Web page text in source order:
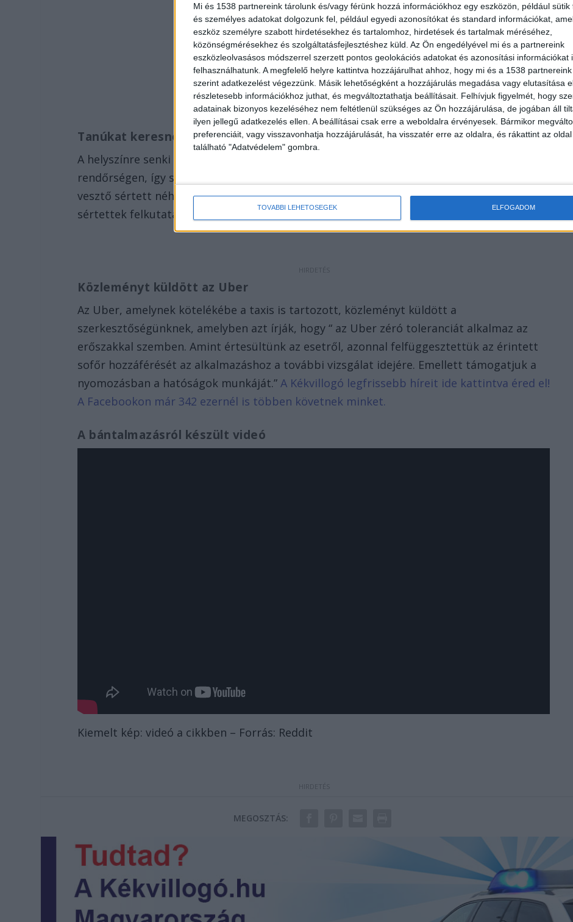
Mi és 1538 partnereink tárolunk és/vagy férünk hozzá információkhoz egy eszközön, például sütik
és személyes adatokat dolgozunk fel, például egyedi azonosítókat és standard információkat,
eszköz személyre szabott hirdetésekhez és tartalomhoz, hirdetések és tartalmak méréséhez,
közönségmérésekhez és szolgáltatásfejlesztéshez küld. Az Ön engedélyével mi és a partnereink
eszközleolvasásos módszerrel szerzett pontos geolokációs adatokat és azonosítási információkat
felhasználhatunk. A megfelelő helyre kattintva hozzájárulhat ahhoz, hogy mi és a 1538
szerint adatkezelést végezzünk. Másik lehetőségként a hozzájárulás megadása vagy elutasítása
részletesebb információkhoz juthat, és megváltoztathatja beállításait. Felhívjuk figyelmét, hogy
adatainak bizonyos kezeléséhez nem feltétlenül szükséges az Ön hozzájárulása, de jogában áll
ilyen jellegű adatkezelés ellen. A beállításai csak erre a weboldalra érvényesek. Bármikor
preferenciáit, vagy visszavonhatja hozzájárulását, ha visszatér erre az oldalra, és rákattint az
található "Adatvédelem" gombra.
TOVÁBBI LEHETŐSÉGEK ELFOGADOM
Tanúkat keresnek
A helyszínre senki sem hívott rendőrt vagy mentőt, a két nő azóta sem jelentkezett a
rendőrségen, így sérülésük foka nem ismert. Egy tanú elmondása szerint az eszméletét
vesztő sértett néhány perccel később magához tért. A nyomozás további tanúk és a
sértettek felkutatásával folytatódik.
Közleményt küldött az Uber
Az Uber, amelynek kötelékébe a taxis is tartozott, közleményt küldött a
szerkesztőségünknek, amelyben azt írják, hogy “ az Uber zéró toleranciát alkalmaz az
erőszakkal szemben. Amint értesültünk az esetről, azonnal felfüggesztettük az érintett
sofőr hozzáférését az alkalmazáshoz a további vizsgálat idejére. Emellett támogatjuk a
nyomozásban a hatóságok munkáját.” A Kékvillogó legfrissebb híreit ide kattintva éred el!
A Facebookon már 342 ezernél is többen követnek minket.
A bántalmazásról készült videó
Kiemelt kép: videó a cikkben – Forrás: Reddit
MEGOSZTÁS: